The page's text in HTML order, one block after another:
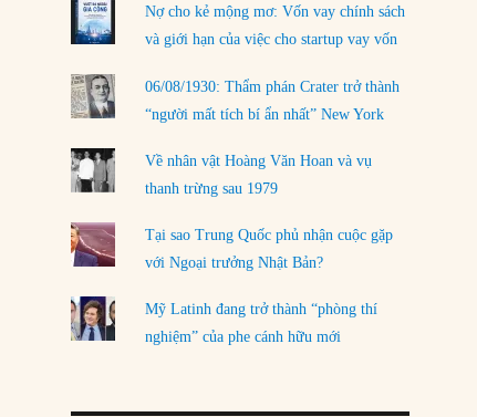
Nợ cho kẻ mộng mơ: Vốn vay chính sách
và giới hạn của việc cho startup vay vốn
06/08/1930: Thẩm phán Crater trở thành
“người mất tích bí ẩn nhất” New York
Về nhân vật Hoàng Văn Hoan và vụ
thanh trừng sau 1979
Tại sao Trung Quốc phủ nhận cuộc gặp
với Ngoại trưởng Nhật Bản?
Mỹ Latinh đang trở thành “phòng thí
nghiệm” của phe cánh hữu mới